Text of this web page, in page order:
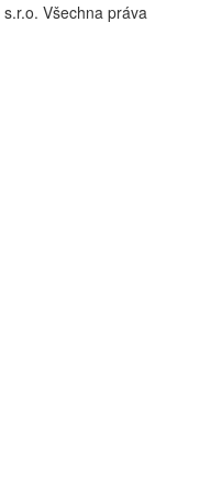
Všechna práva